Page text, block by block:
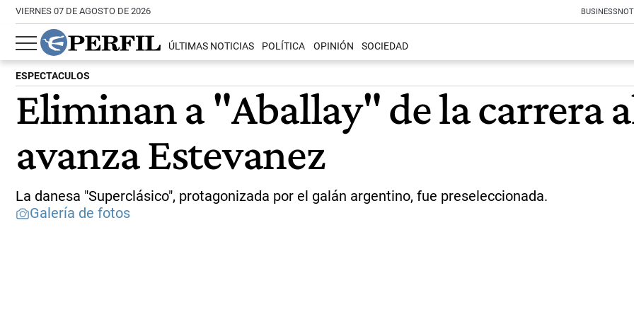
VIERNES 07 DE AGOSTO DE 2026 BUSINESS
ÚLTIMAS NOTICIAS POLÍTICA OPINIÓN SOCIEDAD
ESPECTACULOS
Eliminan a "Aballay" de la carrera
avanza Estevanez
La danesa "Superclásico", protagonizada por el galán argentino, fue preseleccionada.
Galería de fotos